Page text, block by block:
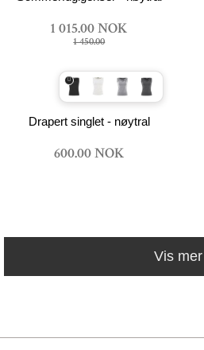
1 015.00 NOK
1 450.00
Drapert singlet - nøytral
600.00 NOK
Vis mer